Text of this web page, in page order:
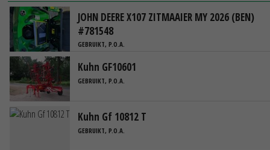
JOHN DEERE X107 ZITMAAIER MY 2026 (BEN)
#781548
GEBRUIKT, P.O.A.
Kuhn GF10601
GEBRUIKT, P.O.A.
Kuhn Gf 10812 T
GEBRUIKT, P.O.A.